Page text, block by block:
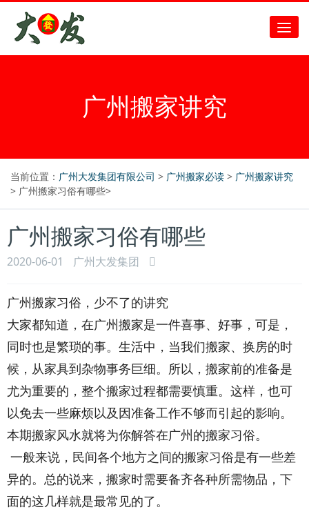
广州搬家讲究
当前位置： 广州大发集团有限公司 > 广州搬家必读 > 广州搬家讲究
> 广州搬家习俗有哪些>
广州搬家习俗有哪些
2020-06-01 广州大发集团
广州搬家习俗，少不了的讲究
大家都知道，在广州搬家是一件喜事、好事，可是，
同时也是繁琐的事。生活中，当我们搬家、换房的时
候，从家具到杂物事务巨细。所以，搬家前的准备是
尤为重要的，整个搬家过程都需要慎重。这样，也可
以免去一些麻烦以及因准备工作不够而引起的影响。
本期搬家风水就将为你解答在广州的搬家习俗。
一般来说，民间各个地方之间的搬家习俗是有一些差
异的。总的说来，搬家时需要备齐各种所需物品，下
面的这几样就是最常见的了。